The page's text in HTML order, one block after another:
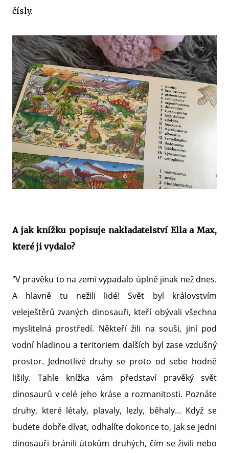
čísly.
A jak knížku popisuje nakladatelství Ella a Max,
které ji vydalo?
"V pravěku to na zemi vypadalo úplně jinak než dnes.
A hlavně tu nežili lidé! Svět byl královstvím
veleještěrů zvaných dinosauři, kteří obývali všechna
myslitelná prostředí. Někteří žili na souši, jiní pod
vodní hladinou a teritoriem dalších byl zase vzdušný
prostor. Jednotlivé druhy se proto od sebe hodně
lišily. Tahle knížka vám představí pravěký svět
dinosaurů v celé jeho kráse a rozmanitosti. Poznáte
druhy, které létaly, plavaly, lezly, běhaly… Když se
budete dobře dívat, odhalíte dokonce to, jak se jedni
dinosauři bránili útokům druhých, čím se živili nebo